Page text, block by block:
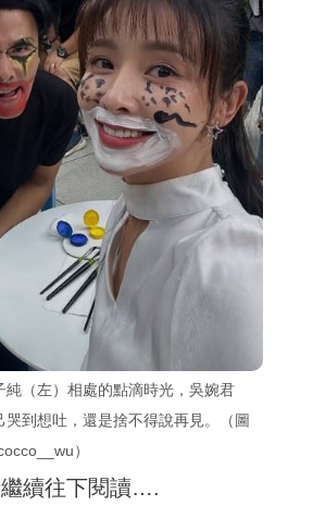
純（左）相處的點滴時光，吳婉君
哭到想吐，還是捨不得說再見。（圖
）
續往下閱讀….